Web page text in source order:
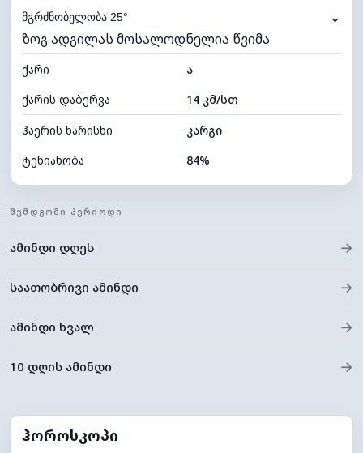
ნამის წერტილი
ხილვადობა
9 კმ
განათების ინდექსი 0 (ბნელი)
ღრუბლის სიმაღლე 5520 მ
მგრძნობელობა 25° ⌄
ზოგ ადგილას მოსალოდნელია წვიმა
ქარი
ა
ქარის დაბერვა
14 კმ/სთ
ჰაერის ხარისხი
კარგი
ტენიანობა
84%
ღრუბლიანობა
ნამის წერტილი
ხილვადობა
ᲨᲔᲛᲓᲒᲝᲛᲘ ᲞᲔᲠᲘᲝᲓᲘ
ამინდი დღეს →
საათობრივი ამინდი →
ამინდი ხვალ →
10 დღის ამინდი →
ჰოროსკოპი